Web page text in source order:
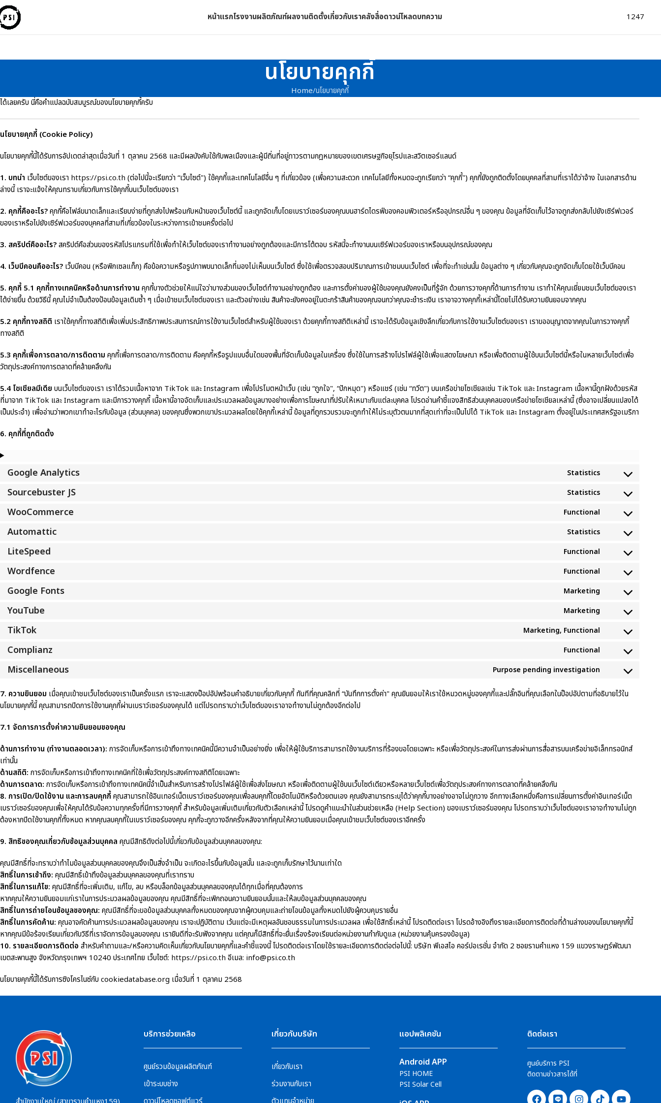
หน้าแรกโรงงานผลิตภัณฑ์ผลงานติดตั้งเกี่ยวกับเราคลังสื่อดาวน์โหลดบทความ 1247
นโยบายคุกกี้
Home นโยบายคุกกี้
ได้เลยครับ นี่คือคำแปลฉบับสมบูรณ์ของนโยบายคุกกี้ครับ
นโยบายคุกกี้ (Cookie Policy)
นโยบายคุกกี้นี้ได้รับการอัปเดตล่าสุดเมื่อวันที่ 1 ตุลาคม 2568 และมีผลบังคับใช้กับพลเมืองและผู้มีถิ่นที่อยู่ถาวรตามกฎหมายของเขตเศรษฐกิจยุโรปและสวิตเซอร์แลนด์
1. บทนำ เว็บไซต์ของเรา https://psi.co.th (ต่อไปนี้จะเรียกว่า “เว็บไซต์") ใช้คุกกี้และเทคโนโลยีอื่น ๆ ที่เกี่ยวข้อง (เพื่อความสะดวก เทคโนโลยีทั้งหมดจะถูกเรียกว่า “คุกกี้") คุกกี้ยังถูกติดตั้งโดยบุคคลที่สามที่เราได้ว่าจ้าง ในเอกสารด้าน
ล่างนี้ เราจะแจ้งให้คุณทราบเกี่ยวกับการใช้คุกกี้บนเว็บไซต์ของเรา
2. คุกกี้คืออะไร?คุกกี้คือไฟล์ขนาดเล็กและเรียบง่ายที่ถูกส่งไปพร้อมกับหน้าของเว็บไซต์นี้ และถูกจัดเก็บโดยเบราว์เซอร์ของคุณบนฮาร์ดไดรฟ์ของคอมพิวเตอร์หรืออุปกรณ์อื่น ๆ ของคุณ ข้อมูลที่จัดเก็บไว้อาจถูกส่งกลับไปยังเซิร์ฟเวอร์
ของเราหรือไปยังเซิร์ฟเวอร์ของบุคคลที่สามที่เกี่ยวข้องในระหว่างการเข้าชมครั้งต่อไป
3. สคริปต์คืออะไร?สคริปต์คือส่วนของรหัสโปรแกรมที่ใช้เพื่อทำให้เว็บไซต์ของเราทำงานอย่างถูกต้องและมีการโต้ตอบ รหัสนี้จะทำงานบนเซิร์ฟเวอร์ของเราหรือบนอุปกรณ์ของคุณ
4. เว็บบีคอนคืออะไร? เว็บบีคอน (หรือพิกเซลแท็ก) คือข้อความหรือรูปภาพขนาดเล็กที่มองไม่เห็นบนเว็บไซต์ ซึ่งใช้เพื่อตรวจสอบปริมาณการเข้าชมบนเว็บไซต์ เพื่อที่จะทำเช่นนั้น ข้อมูลต่าง ๆ เกี่ยวกับคุณจะถูกจัดเก็บโดยใช้เว็บบีคอน
5. คุกกี้ 5.1 คุกกี้ทางเทคนิคหรือด้านการทำงาน คุกกี้บางตัวช่วยให้แน่ใจว่าบางส่วนของเว็บไซต์ทำงานอย่างถูกต้อง และการตั้งค่าของผู้ใช้ของคุณยังคงเป็นที่รู้จัก ด้วยการวางคุกกี้ด้านการทำงาน เราทำให้คุณเยี่ยมชมเว็บไซต์ของเรา
ได้ง่ายขึ้น ด้วยวิธีนี้ คุณไม่จำเป็นต้องป้อนข้อมูลเดิมซ้ำ ๆ เมื่อเข้าชมเว็บไซต์ของเรา และตัวอย่างเช่น สินค้าจะยังคงอยู่ในตะกร้าสินค้าของคุณจนกว่าคุณจะชำระเงิน เราอาจวางคุกกี้เหล่านี้โดยไม่ได้รับความยินยอมจากคุณ
5.2 คุกกี้ทางสถิติ เราใช้คุกกี้ทางสถิติเพื่อเพิ่มประสิทธิภาพประสบการณ์การใช้งานเว็บไซต์สำหรับผู้ใช้ของเรา ด้วยคุกกี้ทางสถิติเหล่านี้ เราจะได้รับข้อมูลเชิงลึกเกี่ยวกับการใช้งานเว็บไซต์ของเรา เราขออนุญาตจากคุณในการวางคุกกี้
ทางสถิติ
5.3 คุกกี้เพื่อการตลาด/การติดตาม คุกกี้เพื่อการตลาด/การติดตาม คือคุกกี้หรือรูปแบบอื่นใดของพื้นที่จัดเก็บข้อมูลในเครื่อง ซึ่งใช้ในการสร้างโปรไฟล์ผู้ใช้เพื่อแสดงโฆษณา หรือเพื่อติดตามผู้ใช้บนเว็บไซต์นี้หรือในหลายเว็บไซต์เพื่อ
วัตถุประสงค์ทางการตลาดที่คล้ายคลึงกัน
5.4 โซเชียลมีเดีย บนเว็บไซต์ของเรา เราได้รวมเนื้อหาจาก TikTok และ Instagram เพื่อโปรโมตหน้าเว็บ (เช่น “ถูกใจ", “ปักหมุด") หรือแชร์ (เช่น “ทวีต") บนเครือข่ายโซเชียลเช่น TikTok และ Instagram เนื้อหานี้ถูกฝังด้วยรหัส
ที่มาจาก TikTok และ Instagram และมีการวางคุกกี้ เนื้อหานี้อาจจัดเก็บและประมวลผลข้อมูลบางอย่างเพื่อการโฆษณาที่ปรับให้เหมาะกับแต่ละบุคคล โปรดอ่านคำชี้แจงสิทธิส่วนบุคคลของเครือข่ายโซเชียลเหล่านี้ (ซึ่งอาจเปลี่ยนแปลงได้
เป็นประจำ) เพื่ออ่านว่าพวกเขาทำอะไรกับข้อมูล (ส่วนบุคคล) ของคุณซึ่งพวกเขาประมวลผลโดยใช้คุกกี้เหล่านี้ ข้อมูลที่ถูกรวบรวมจะถูกทำให้ไม่ระบุตัวตนมากที่สุดเท่าที่จะเป็นไปได้ TikTok และ Instagram ตั้งอยู่ในประเทศสหรัฐอเมริกา
6. คุกกี้ที่ถูกติดตั้ง
Google Analytics Statistics
Sourcebuster JS Statistics
WooCommerce Functional
Automattic Statistics
LiteSpeed Functional
Wordfence Functional
Google Fonts Marketing
YouTube Marketing
TikTok Marketing, Functional
Complianz Functional
Miscellaneous Purpose pending investigation
7. ความยินยอม เมื่อคุณเข้าชมเว็บไซต์ของเราเป็นครั้งแรก เราจะแสดงป๊อปอัปพร้อมคำอธิบายเกี่ยวกับคุกกี้ ทันทีที่คุณคลิกที่ “บันทึกการตั้งค่า" คุณยินยอมให้เราใช้หมวดหมู่ของคุกกี้และปลั๊กอินที่คุณเลือกในป๊อปอัปตามที่อธิบายไว้ใน
นโยบายคุกกี้นี้ คุณสามารถปิดการใช้งานคุกกี้ผ่านเบราว์เซอร์ของคุณได้ แต่โปรดทราบว่าเว็บไซต์ของเราอาจทำงานไม่ถูกต้องอีกต่อไป
7.1 จัดการการตั้งค่าความยินยอมของคุณ
ด้านการทำงาน (ทำงานตลอดเวลา): การจัดเก็บหรือการเข้าถึงทางเทคนิคนี้มีความจำเป็นอย่างยิ่ง เพื่อให้ผู้ใช้บริการสามารถใช้งานบริการที่ร้องขอโดยเฉพาะ หรือเพื่อวัตถุประสงค์ในการส่งผ่านการสื่อสารบนเครือข่ายอิเล็กทรอนิกส์
เท่านั้น
ด้านสถิติ: การจัดเก็บหรือการเข้าถึงทางเทคนิคที่ใช้เพื่อวัตถุประสงค์ทางสถิติโดยเฉพาะ
ด้านการตลาด: การจัดเก็บหรือการเข้าถึงทางเทคนิคนี้จำเป็นสำหรับการสร้างโปรไฟล์ผู้ใช้เพื่อส่งโฆษณา หรือเพื่อติดตามผู้ใช้บนเว็บไซต์เดียวหรือหลายเว็บไซต์เพื่อวัตถุประสงค์ทางการตลาดที่คล้ายคลึงกัน
8. การเปิด/ปิดใช้งาน และการลบคุกกี้ คุณสามารถใช้อินเทอร์เน็ตเบราว์เซอร์ของคุณเพื่อลบคุกกี้โดยอัตโนมัติหรือด้วยตนเอง คุณยังสามารถระบุได้ว่าคุกกี้บางอย่างอาจไม่ถูกวาง อีกทางเลือกหนึ่งคือการเปลี่ยนการตั้งค่าอินเทอร์เน็ต
เบราว์เซอร์ของคุณเพื่อให้คุณได้รับข้อความทุกครั้งที่มีการวางคุกกี้ สำหรับข้อมูลเพิ่มเติมเกี่ยวกับตัวเลือกเหล่านี้ โปรดดูคำแนะนำในส่วนช่วยเหลือ (Help Section) ของเบราว์เซอร์ของคุณ โปรดทราบว่าเว็บไซต์ของเราอาจทำงานไม่ถูก
ต้องหากปิดใช้งานคุกกี้ทั้งหมด หากคุณลบคุกกี้ในเบราว์เซอร์ของคุณ คุกกี้จะถูกวางอีกครั้งหลังจากที่คุณให้ความยินยอมเมื่อคุณเข้าชมเว็บไซต์ของเราอีกครั้ง
9. สิทธิของคุณเกี่ยวกับข้อมูลส่วนบุคคล คุณมีสิทธิดังต่อไปนี้เกี่ยวกับข้อมูลส่วนบุคคลของคุณ:
คุณมีสิทธิ์ที่จะทราบว่าทำไมข้อมูลส่วนบุคคลของคุณจึงเป็นสิ่งจำเป็น จะเกิดอะไรขึ้นกับข้อมูลนั้น และจะถูกเก็บรักษาไว้นานเท่าใด
สิทธิ์ในการเข้าถึง: คุณมีสิทธิ์เข้าถึงข้อมูลส่วนบุคคลของคุณที่เราทราบ
สิทธิ์ในการแก้ไข: คุณมีสิทธิ์ที่จะเพิ่มเติม, แก้ไข, ลบ หรือบล็อกข้อมูลส่วนบุคคลของคุณได้ทุกเมื่อที่คุณต้องการ
หากคุณให้ความยินยอมแก่เราในการประมวลผลข้อมูลของคุณ คุณมีสิทธิ์ที่จะเพิกถอนความยินยอมนั้นและให้ลบข้อมูลส่วนบุคคลของคุณ
สิทธิ์ในการถ่ายโอนข้อมูลของคุณ: คุณมีสิทธิ์ที่จะขอข้อมูลส่วนบุคคลทั้งหมดของคุณจากผู้ควบคุมและถ่ายโอนข้อมูลทั้งหมดไปยังผู้ควบคุมรายอื่น
สิทธิ์ในการคัดค้าน: คุณอาจคัดค้านการประมวลผลข้อมูลของคุณ เราจะปฏิบัติตาม เว้นแต่จะมีเหตุผลอันชอบธรรมในการประมวลผล เพื่อใช้สิทธิ์เหล่านี้ โปรดติดต่อเรา โปรดอ้างอิงถึงรายละเอียดการติดต่อที่ด้านล่างของนโยบายคุกกี้นี้
หากคุณมีข้อร้องเรียนเกี่ยวกับวิธีที่เราจัดการข้อมูลของคุณ เรายินดีที่จะรับฟังจากคุณ แต่คุณก็มีสิทธิ์ที่จะยื่นเรื่องร้องเรียนต่อหน่วยงานกำกับดูแล (หน่วยงานคุ้มครองข้อมูล)
10. รายละเอียดการติดต่อ สำหรับคำถามและ/หรือความคิดเห็นเกี่ยวกับนโยบายคุกกี้และคำชี้แจงนี้ โปรดติดต่อเราโดยใช้รายละเอียดการติดต่อต่อไปนี้: บริษัท พีเอสไอ คอร์ปอเรชั่น จำกัด 2 ซอยรามคำแหง 159 แขวงราษฎร์พัฒนา
เขตสะพานสูง จังหวัดกรุงเทพฯ 10240 ประเทศไทย เว็บไซต์: https://psi.co.th อีเมล: info@psi.co.th
นโยบายคุกกี้นี้ได้รับการซิงโครไนซ์กับ cookiedatabase.org เมื่อวันที่ 1 ตุลาคม 2568
บริการช่วยเหลือ
ศูนย์รวมข้อมูลผลิตภัณฑ์
เข้าระบบช่าง
เกี่ยวกับบริษัท
เกี่ยวกับเรา
ร่วมงานกับเรา
แอปพลิเคชัน
Android APP
PSI HOME
PSI Solar Cell
ติดต่อเรา
ศูนย์บริการ PSI
ติดตามข่าวสารได้ที่